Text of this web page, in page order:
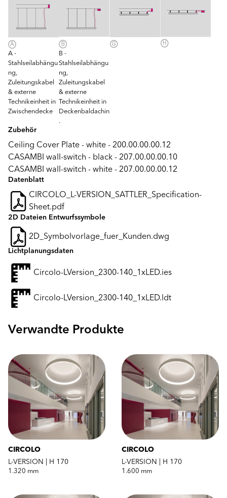
A -
Stahlseilabhängu
ng,
Zuleitungskabel
& externe
Technikeinheit in
Zwischendecke
B -
Stahlseilabhängu
ng,
Zuleitungskabel
& externe
Technikeinheit in
Deckenbaldachin
.
Zubehör
Ceiling Cover Plate - white - 200.00.00.00.12
CASAMBI wall-switch - black - 207.00.00.00.10
CASAMBI wall-switch - white - 207.00.00.00.12
Datenblatt
CIRCOLO_L-VERSION_SATTLER_Specification-
Sheet.pdf
2D Dateien Entwurfssymbole
2D_Symbolvorlage_fuer_Kunden.dwg
Lichtplanungsdaten
Circolo-LVersion_2300-140_1xLED.ies
Circolo-LVersion_2300-140_1xLED.ldt
Verwandte Produkte
CIRCOLO
L-VERSION | H 170
1.320 mm
CIRCOLO
L-VERSION | H 170
1.600 mm